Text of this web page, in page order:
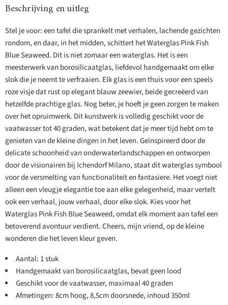
Beschrijving en uitleg
Stel je voor: een tafel die sprankelt met verhalen, lachende gezichten
rondom, en daar, in het midden, schittert het Waterglas Pink Fish
Blue Seaweed. Dit is niet zomaar een waterglas. Het is een
meesterwerk van borosilicaatglas, liefdevol handgemaakt om elke
slok die je neemt te verfraaien. Elk glas is een thuis voor een speels
roze visje dat rust op elegant blauw zeewier, beide gecreëerd van
hetzelfde prachtige glas. Nog beter, je hoeft je geen zorgen te maken
over het opruimwerk. Dit kunstwerk is volledig geschikt voor de
vaatwasser tot 40 graden, wat betekent dat je meer tijd hebt om te
genieten van de kleine dingen in het leven. Geïnspireerd door de
delicate schoonheid van onderwaterlandschappen en ontworpen
door de visionairen bij Ichendorf Milano, staat dit waterglas symbool
voor de versmelting van functionaliteit en fantasiere. Het voegt niet
alleen een vleugje elegantie toe aan elke gelegenheid, maar vertelt
ook een verhaal, jouw verhaal, door elke slok. Kies voor het
Waterglas Pink Fish Blue Seaweed, omdat elk moment aan tafel een
betoverend avontuur verdient. Cheers, mijn vriend, op de kleine
wonderen die het leven kleur geven.
Aantal: 1 stuk
Handgemaakt van borosilicaatglas, bevat geen lood
Geschikt voor de vaatwasser, maximaal 40 graden
Afmetingen: 8cm hoog, 8,5cm doorsnede, inhoud 350ml